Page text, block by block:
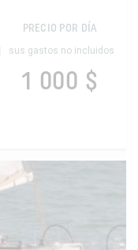
PRECIO POR DÍA
sus gastos no incluidos
1 000 $